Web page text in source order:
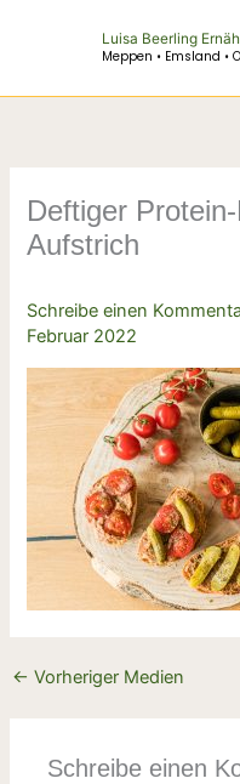
Luisa Beerling
Meppen • Emsland •
Deftiger
Aufstrich
Schreibe einen
Februar 2022
← Vorheriger Medien
Schreibe einen